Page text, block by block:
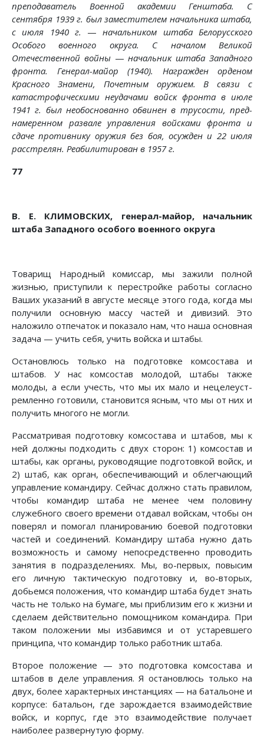
препода­ватель Военной академии Генштаба. С
сентября 1939 г. был заместителем начальника штаба,
с июля 1940 г. —начальником штаба Белорусского
Особого военного окру­га. С началом Великой
Отечественной войны —началь­ник штаба Западного
фронта. Генерал-майор (1940). На­гражден орденом
Красного Знамени, Почетным оружием. В связи с
катастрофическими неудачами войск фронта в июле
1941 г. был необоснованно обвинен в трусости, пред­
намеренном развале управления войсками фронта и
сдаче противнику оружия без боя, осужден и 22 июля
расстре­лян. Реабилитирован в 1957 г.
77
В. Е. КЛИМОВСКИХ, генерал-майор, начальник
штаба Западного особого военного округа
Товарищ Народный комиссар, мы зажили полной
жизнью, приступили к перестройке работы согласно
Ваших указаний в августе месяце этого года, когда мы
получили основную массу частей и дивизий. Это
наложило отпечаток и показало нам, что наша основная
задача — учить себя, учить войска и штабы.
Остановлюсь только на подготовке комсостава и
штабов. У нас комсостав молодой, штабы также
молоды, а если учесть, что мы их мало и нецелеуст­
ремленно готовили, становится ясным, что мы от них и
получить многого не могли.
Рассматривая подготовку комсостава и штабов, мы к
ней должны подходить с двух сторон: 1) комсостав и
штабы, как органы, руководящие подготовкой войск, и
2) штаб, как орган, обеспечивающий и облегчающий
управление командиру. Сейчас должно стать правилом,
чтобы командир штаба не менее чем половину
служебного своего времени отдавал войскам, чтобы он
поверял и помогал планированию боевой подготовки
частей и соединений. Командиру штаба нужно дать
возможность и самому непосредственно проводить
занятия в подразделениях. Мы, во-первых, повысим
его личную тактическую подготовку и, во-вторых,
добьемся положения, что командир штаба будет знать
часть не только на бумаге, мы приблизим его к жизни и
сделаем действительно по­мощником командира. При
таком положении мы избавимся и от устаревшего
принципа, что командир только работник штаба.
Второе положение — это подготовка комсостава и
штабов в деле управления. Я остановлюсь только на
двух, более характерных инстанциях — на батальоне и
корпусе: батальон, где зарождается взаимодействие
войск, и корпус, где это взаимодействие получает
наиболее развернутую форму.